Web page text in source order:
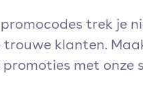
trek je
trouwe klanten.
promoties met onze